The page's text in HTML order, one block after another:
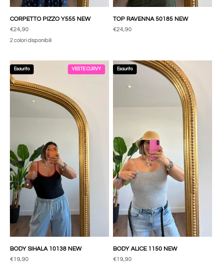
CORPETTO PIZZO Y555 NEW
Prezzo scontato
€24,90
2 colori disponibili
TOP RAVENNA 50185 NEW
Prezzo scontato
€24,90
Esaurito VESTE CURVY
BODY SIHALA 10138 NEW
Prezzo scontato
€19,90
Esaurito
BODY ALICE 1150 NEW
Prezzo scontato
€19,90